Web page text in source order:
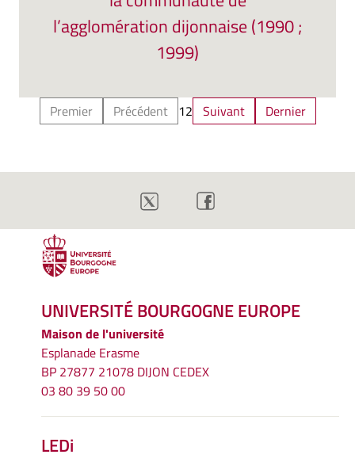
l’agglomération dijonnaise (1990 ;
1999)
Premier Précédent 12 Suivant Dernier
UNIVERSITÉ BOURGOGNE EUROPE
Maison de l'université
Esplanade Erasme
BP 27877 21078 DIJON CEDEX
03 80 39 50 00
LEDi